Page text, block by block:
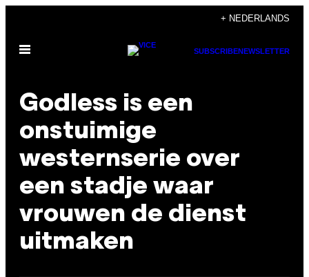
de
+ NEDERLANDS
Open
SUBSCRIBENEWSLETTER
Godless is een
onstuimige
westernserie over
een stadje waar
vrouwen de dienst
uitmaken